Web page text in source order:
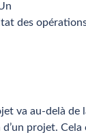
des
va au-delà de
projet.